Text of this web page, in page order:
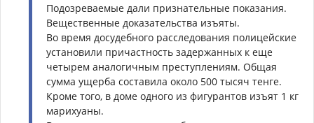
Подозреваемые дали признательные показания.
Вещественные доказательства изъяты.
Во время досудебного расследования полицейские
установили причастность задержанных к еще
четырем аналогичным преступлениям. Общая
сумма ущерба составила около 500 тысяч тенге.
Кроме того, в доме одного из фигурантов изъят 1 кг
марихуаны.